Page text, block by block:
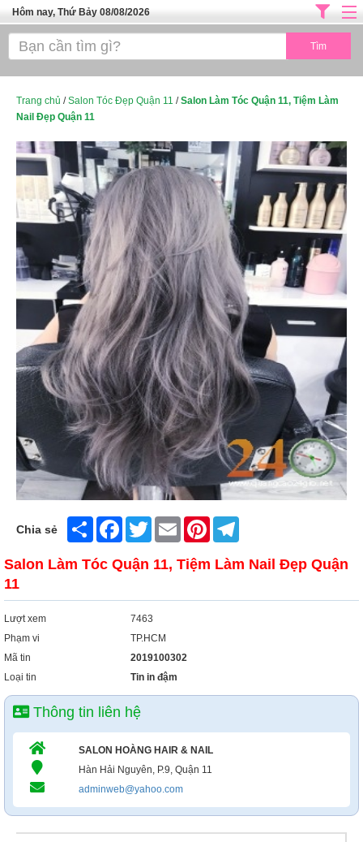
Hôm nay, Thứ Bảy 08/08/2026
Trang chủ
SPA TPHCM
TUYỂN DỤNG
Thể Dục Thẩm Mỹ
TOP SÀI GÒN
Mỹ Phẩm
Dịch Vụ Y Tế
Trang chủ /Salon Tóc Đẹp Quận 11 /Salon Làm Tóc Quận 11, Tiệm Làm
Nail Đẹp Quận 11
Chia sẻ Share FacebookTwitter Email Pinterest
Salon Làm Tóc Quận 11, Tiệm Làm Nail Đẹp Quận
11
Lượt xem
7463
Phạm vi
TP.HCM
Mã tin
2019100302
Loại tin
Tin in đậm
Thông tin liên hệ
SALON HOÀNG HAIR & NAIL
Hàn Hải Nguyên, P.9, Quận 11
adminweb@yahoo.com